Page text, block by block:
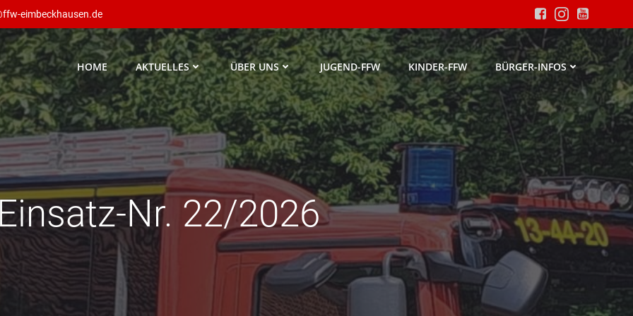
eimbeckhausen.de
HOME AKTUELLES ÜBER UNS JUGEND-FFW KINDER-FFW BÜRGER-INFOS
Nr. 22/2026